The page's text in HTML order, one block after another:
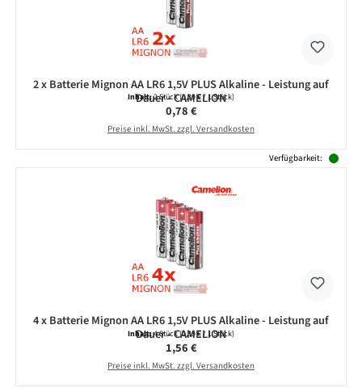
2 x Batterie Mignon AA LR6 1,5V PLUS Alkaline - Leistung auf
Dauer - CAMELION
Inhalt:2 Stück(0,39 € / 1 Stück)
Regulärer Preis:
0,78 €
Preise inkl. MwSt. zzgl. Versandkosten
Verfügbarkeit:
4 x Batterie Mignon AA LR6 1,5V PLUS Alkaline - Leistung auf
Dauer - CAMELION
Inhalt:4 Stück(0,39 € / 1 Stück)
Regulärer Preis:
1,56 €
Preise inkl. MwSt. zzgl. Versandkosten